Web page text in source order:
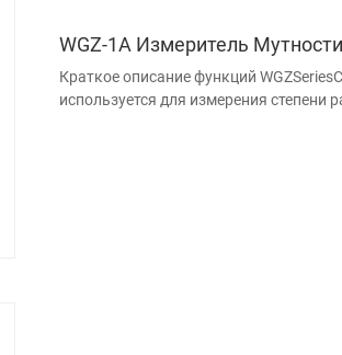
WGZ-1A Измеритель Мутности
Краткое описание функций
используется для измерения степени